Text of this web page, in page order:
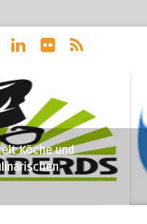
Köche und